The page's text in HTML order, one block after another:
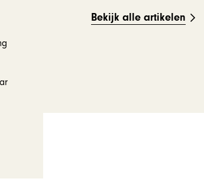
Bekijk alle artikelen